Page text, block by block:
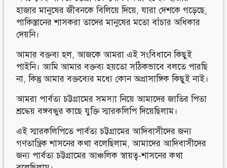
হাজার মানুষের জীবনকে বিলিয়ে দিয়ে, যারা দেশকে গড়েছে,
পাকিস্তানের শাসকরা তাদের মানুষের মতো বাঁচার অধিকার
দেয়নি।
আমার বক্তব্য হল, আজকে আমরা এই সংবিধানে কিছুই
পাইনি। আমি আমার বক্তব্য হয়তো সঠিকভাবে বলতে পারছি
না, কিন্তু আমার বক্তব্যের মধ্যে কোন অপ্রাসাঙ্গিক কিছুই নাই।
আমরা পার্বত্য চট্টগ্রামের সমস্যা নিয়ে আমাদের জাতির পিতা
শ্রদ্ধেয় বঙ্গবন্ধুর কাছে যুক্তি স্মারকলিপি দিয়েছিলাম।
এই স্মারকলিপিতে পার্বত্য চট্টগ্রামের আদিবাসীদের জন্য
গণতান্ত্রিক শাসনের কথা বলেছিলাম, আমাদের আদিবাসীদের
জন্য পার্বত্য চট্টগ্রামের আঞ্চলিক স্বায়ত্ব-শাসনের কথা